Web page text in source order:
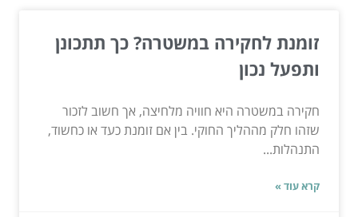
זומנת לחקירה במשטרה? כך תתכונן
ותפעל נכון
חקירה במשטרה היא חוויה מלחיצה, אך חשוב לזכור
שזהו חלק מההליך החוקי. בין אם זומנת כעד או כחשוד,
התנהלות...
קרא עוד »